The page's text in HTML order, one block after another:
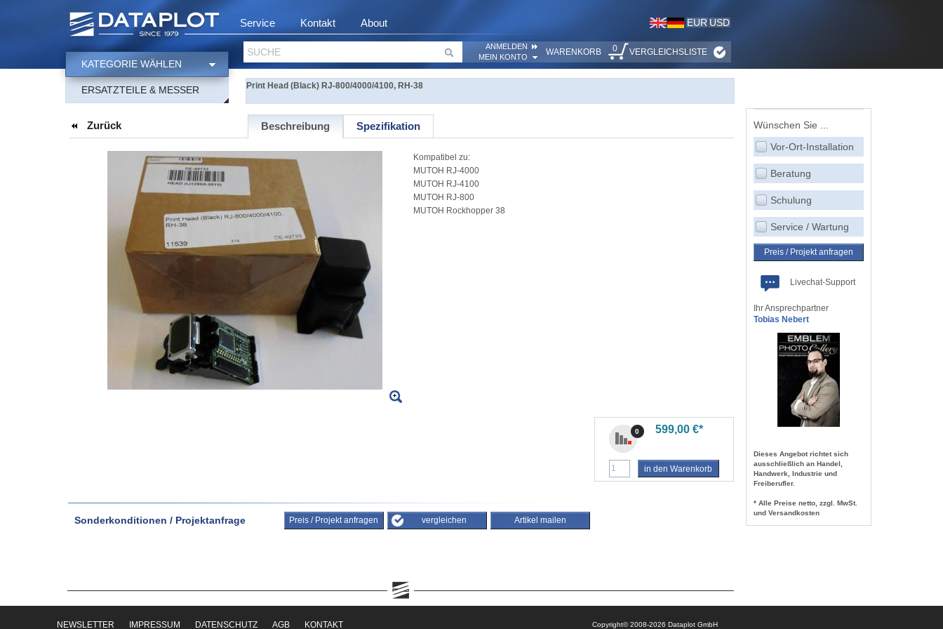
Service Kontakt About EUR USD
SUCHE
ANMELDEN
MEIN KONTO
WARENKORB 0 VERGLEICHSLISTE
KATEGORIE WÄHLEN
ERSATZTEILE & MESSER Print Head (Black) RJ-800/4000/4100, RH-38
Zurück Beschreibung Spezifikation
Kompatibel zu:
MUTOH RJ-4000
MUTOH RJ-4100
MUTOH RJ-800
MUTOH Rockhopper 38
0 599,00 €*
in den Warenkorb
Sonderkonditionen / Projektanfrage Preis / Projekt anfragen vergleichen Artikel mailen
Wünschen Sie ...
Vor-Ort-Installation
Beratung
Schulung
Service / Wartung
Preis / Projekt anfragen
Livechat-Support
Ihr Ansprechpartner
Tobias Nebert
Dieses Angebot richtet sich
ausschließlich an Handel,
Handwerk, Industrie und
Freiberufler.
* Alle Preise netto, zzgl. MwSt.
und Versandkosten
NEWSLETTER IMPRESSUM DATENSCHUTZ AGB KONTAKT Copyright© 2008-2026 Dataplot GmbH